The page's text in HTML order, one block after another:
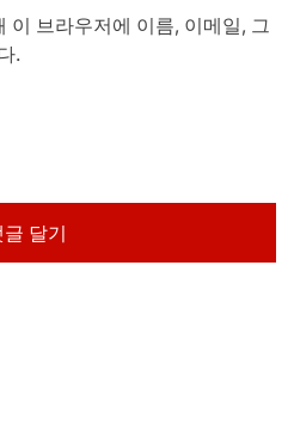
이 브라우저에 이름, 이메일, 그
.